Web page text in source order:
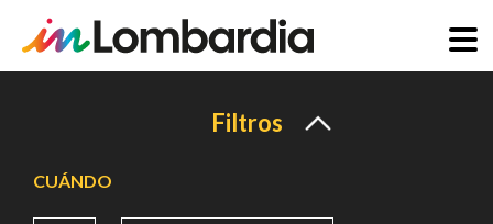
principal
Filtros
CUÁNDO